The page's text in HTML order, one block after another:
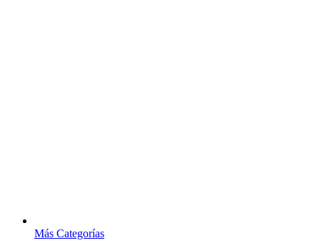
Más Categorías